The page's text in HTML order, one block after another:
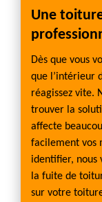
Une
Dès que vous
que l’intérieur
réagissez vite.
trouver la
affecte
facilement vos
identifier, nous
la fuite de
sur votre